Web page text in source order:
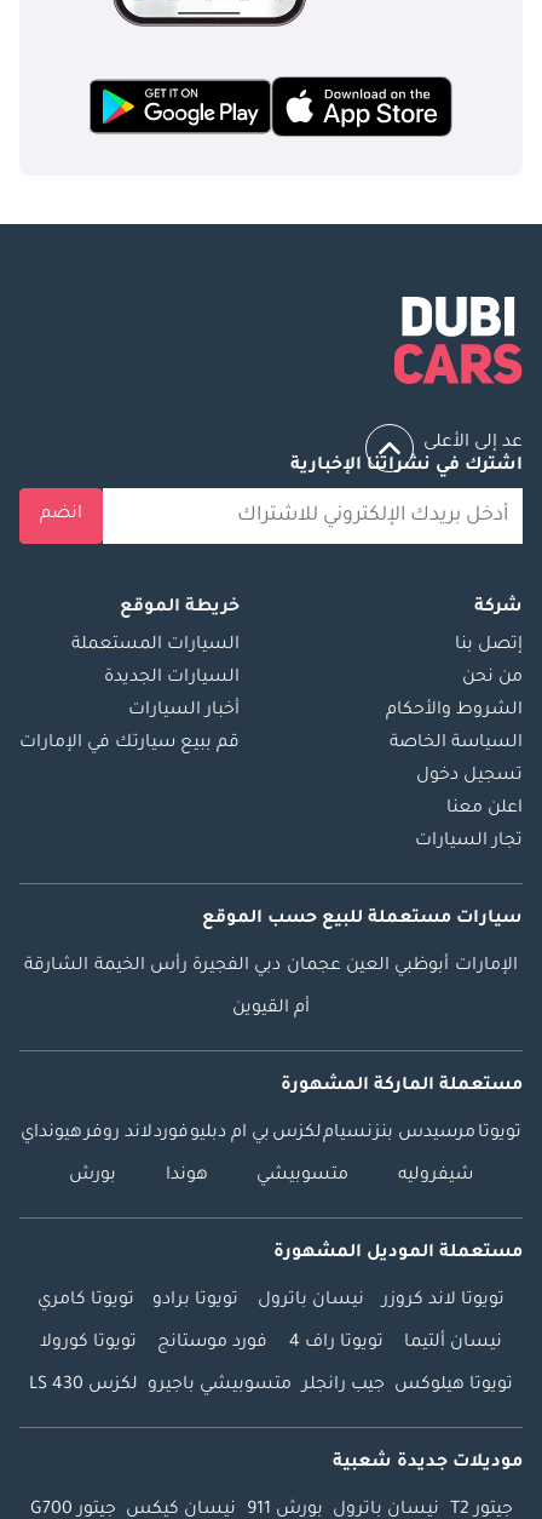
عد إلى الأعلى
اشترك في نشراتنا الإخبارية
انضم
شركة
إتصل بنا
من نحن
الشروط والأحكام
السياسة الخاصة
تسجيل دخول
اعلن معنا
تجار السيارات
خريطة الموقع
السيارات المستعملة
السيارات الجديدة
أخبار السيارات
قم ببيع سيارتك في الإمارات
سيارات مستعملة للبيع حسب الموقع
الإمارات أبوظبي العين عجمان دبي الفجيرة رأس الخيمة الشارقة
أم القيوين
مستعملة الماركة المشهورة
تويوتا مرسيدس بنزنسياملكزس بي ام دبليوفوردلاند روفرهيونداي
شيفروليه متسوبيشي هوندا بورش
مستعملة الموديل المشهورة
تويوتا لاند كروزر نيسان باترول تويوتا برادو تويوتا كامري
نيسان ألتيما تويوتا راف 4 فورد موستانج تويوتا كورولا
تويوتا هيلوكس جيب رانجلر متسوبيشي باجيرو لكزس LS 430
موديلات جديدة شعبية
جيتور T2 نيسان باترول بورش 911 نيسان كيكس جيتور G700